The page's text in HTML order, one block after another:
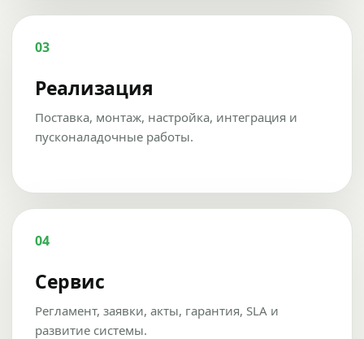
03
Реализация
Поставка, монтаж, настройка, интеграция и
пусконаладочные работы.
04
Сервис
Регламент, заявки, акты, гарантия, SLA и
развитие системы.